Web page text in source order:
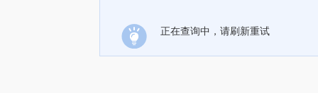
正在查询中，请刷新重试